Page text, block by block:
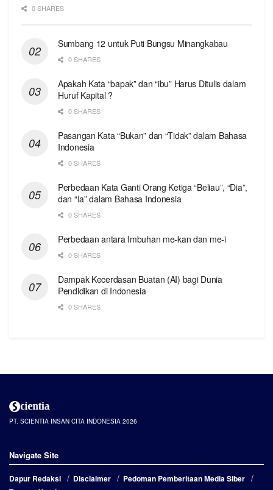
0 SHARES
Sumbang 12 untuk Puti Bungsu Minangkabau
0 SHARES
Apakah Kata “bapak” dan “ibu” Harus Ditulis dalam
Huruf Kapital ?
0 SHARES
Pasangan Kata “Bukan” dan “Tidak” dalam Bahasa
Indonesia
0 SHARES
Perbedaan Kata Ganti Orang Ketiga “Beliau”, “Dia”,
dan “Ia” dalam Bahasa Indonesia
0 SHARES
Perbedaan antara Imbuhan me-kan dan me-i
0 SHARES
Dampak Kecerdasan Buatan (AI) bagi Dunia
Pendidikan di Indonesia
0 SHARES
PT. SCIENTIA INSAN CITA INDONESIA 2026
Navigate Site
Dapur Redaksi Disclaimer
Pedoman Pemberitaan Media Siber